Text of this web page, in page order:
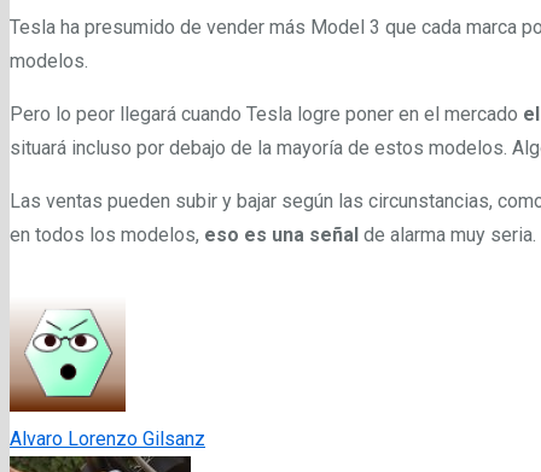
Tesla ha presumido de vender más Model 3 que cada marca
modelos.
Pero lo peor llegará cuando Tesla logre poner en el mercado
situará incluso por debajo de la mayoría de estos modelos.
Las ventas pueden subir y bajar según las circunstancias,
en todos los modelos, eso es una señal de alarma muy seria.
Alvaro Lorenzo Gilsanz